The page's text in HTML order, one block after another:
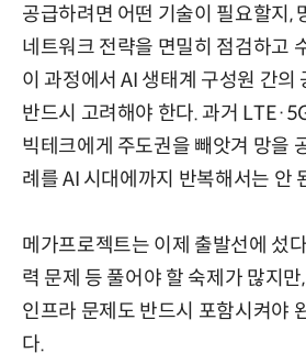
공급하려면 어떤 기술이 필요할지,
네트워크 전략을 면밀히 점검하고
이 과정에서 AI 생태계 구성원 간의
반드시 고려해야 한다. 과거
빅테크에게 주도권을 빼앗겨 망을
례를 AI 시대에까지 반복해서는 안
메가프로젝트는 이제 출발선에 섰
력 문제 등 풀어야 할 숙제가 많지
인프라 문제도 반드시 포함시켜야
다.